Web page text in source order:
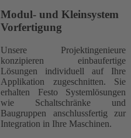
Modul- und Kleinsystem
Vorfertigung
Unsere Projektingenieure
konzipieren einbaufertige
Lösungen individuell auf Ihre
Applikation zugeschnitten. Sie
erhalten Festo Systemlösungen
wie Schaltschränke und
Baugruppen anschlussfertig zur
Integration in Ihre Maschinen.